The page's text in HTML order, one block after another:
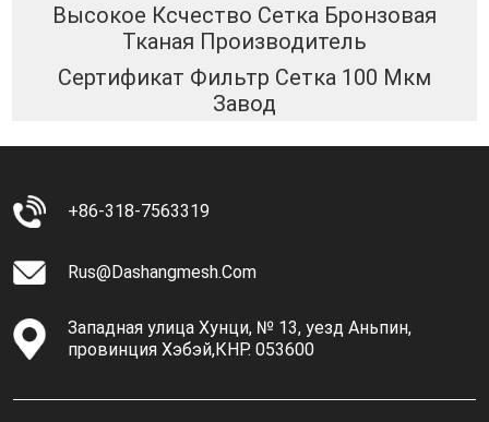
Высокое Ксчество Сетка Бронзовая
Тканая Производитель
Сертификат Фильтр Сетка 100 Мкм
Завод
+86-318-7563319
Rus@dashangmesh.com
Западная улица Хунци, № 13, уезд Аньпин,
провинция Хэбэй,КНР. 053600